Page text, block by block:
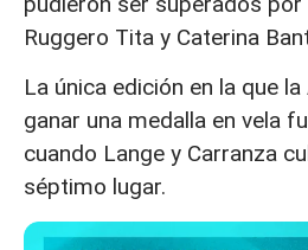
Ruggero Tita y Caterina
La única edición en la que
ganar una medalla en vela
cuando Lange y Carranza
séptimo lugar.